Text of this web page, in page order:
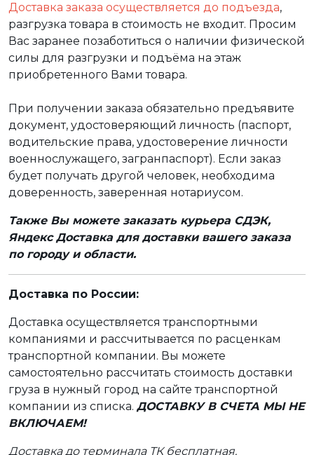
Доставка заказа осуществляется до подъезда,
разгрузка товара в стоимость не входит. Просим
Вас заранее позаботиться о наличии физической
силы для разгрузки и подъёма на этаж
приобретенного Вами товара.
При получении заказа обязательно предъявите
документ, удостоверяющий личность (паспорт,
водительские права, удостоверение личности
военнослужащего, загранпаспорт). Если заказ
будет получать другой человек, необходима
доверенность, заверенная нотариусом.
Также Вы можете заказать курьера СДЭК,
Яндекс Доставка для доставки вашего заказа
по городу и области.
Доставка по России:
Доставка осуществляется транспортными
компаниями и рассчитывается по расценкам
транспортной компании. Вы можете
самостоятельно рассчитать стоимость доставки
груза в нужный город на сайте транспортной
компании из списка. ДОСТАВКУ В СЧЕТА МЫ НЕ
ВКЛЮЧАЕМ!
Доставка до терминала ТК бесплатная.